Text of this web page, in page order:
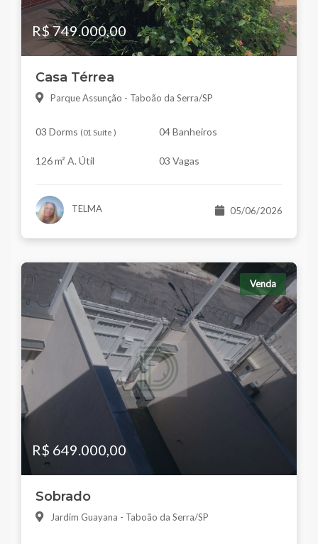
R$ 749.000,00
Casa Térrea
Parque Assunção - Taboão da Serra/SP
03 Dorms (01 Suíte ) 04 Banheiros
126 m² A. Útil 03 Vagas
TELMA 05/06/2026
Venda
R$ 649.000,00
Sobrado
Jardim Guayana - Taboão da Serra/SP